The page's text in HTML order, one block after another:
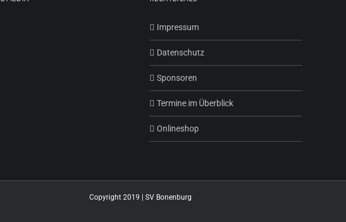
Impressum
Datenschutz
Sponsoren
Termine im Überblick
Onlineshop
Copyright 2019 | SV Bonenburg